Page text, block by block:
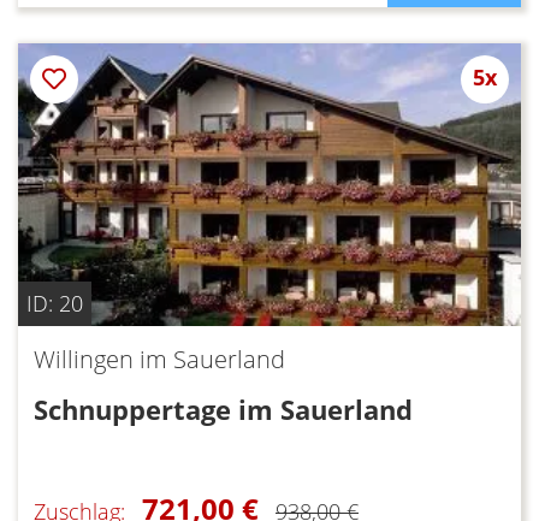
ID: 20
5x
Willingen im Sauerland
Schnuppertage im Sauerland
Zuschlag: 721,00 € 938,00 €